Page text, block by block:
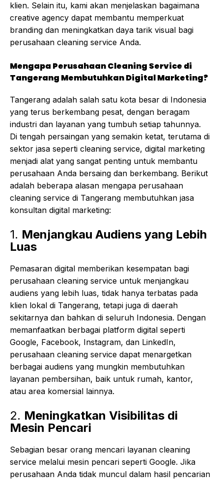
klien. Selain itu, kami akan menjelaskan bagaimana
creative agency dapat membantu memperkuat
branding dan meningkatkan daya tarik visual bagi
perusahaan cleaning service Anda.
Mengapa Perusahaan Cleaning Service di
Tangerang Membutuhkan Digital Marketing?
Tangerang adalah salah satu kota besar di Indonesia
yang terus berkembang pesat, dengan beragam
industri dan layanan yang tumbuh setiap tahunnya.
Di tengah persaingan yang semakin ketat, terutama di
sektor jasa seperti cleaning service, digital marketing
menjadi alat yang sangat penting untuk membantu
perusahaan Anda bersaing dan berkembang. Berikut
adalah beberapa alasan mengapa perusahaan
cleaning service di Tangerang membutuhkan jasa
konsultan digital marketing:
1. Menjangkau Audiens yang Lebih
Luas
Pemasaran digital memberikan kesempatan bagi
perusahaan cleaning service untuk menjangkau
audiens yang lebih luas, tidak hanya terbatas pada
klien lokal di Tangerang, tetapi juga di daerah
sekitarnya dan bahkan di seluruh Indonesia. Dengan
memanfaatkan berbagai platform digital seperti
Google, Facebook, Instagram, dan LinkedIn,
perusahaan cleaning service dapat menargetkan
berbagai audiens yang mungkin membutuhkan
layanan pembersihan, baik untuk rumah, kantor,
atau area komersial lainnya.
2. Meningkatkan Visibilitas di
Mesin Pencari
Sebagian besar orang mencari layanan cleaning
service melalui mesin pencari seperti Google. Jika
perusahaan Anda tidak muncul dalam hasil pencarian